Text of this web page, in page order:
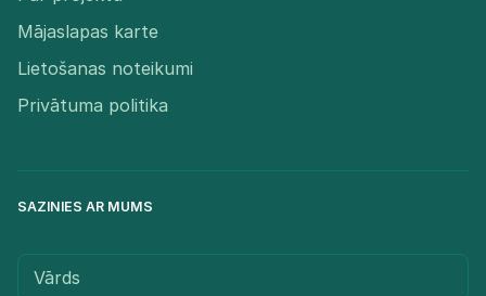
Mājaslapas karte
Lietošanas noteikumi
Privātuma politika
SAZINIES AR MUMS